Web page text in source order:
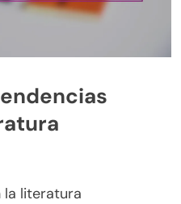
la literatura